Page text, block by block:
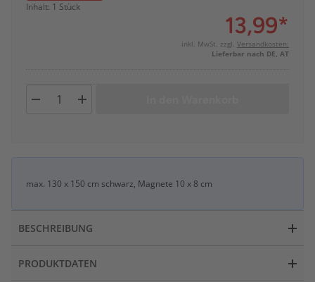
Inhalt: 1 Stück
13,99*
inkl. MwSt. zzgl. Versandkosten:
Lieferbar nach DE, AT
max. 130 x 150 cm schwarz, Magnete 10 x 8 cm
BESCHREIBUNG
PRODUKTDATEN